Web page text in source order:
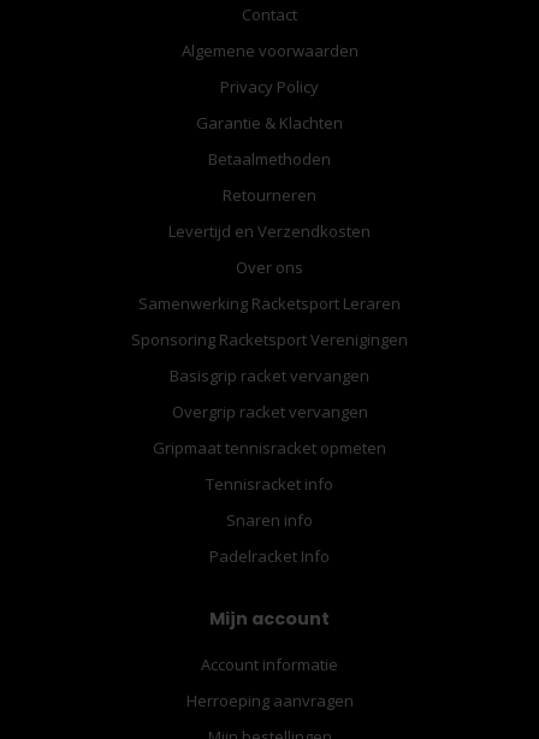
Contact
Algemene voorwaarden
Privacy Policy
Garantie & Klachten
Betaalmethoden
Retourneren
Levertijd en Verzendkosten
Over ons
Samenwerking Racketsport Leraren
Sponsoring Racketsport Verenigingen
Basisgrip racket vervangen
Overgrip racket vervangen
Gripmaat tennisracket opmeten
Tennisracket info
Snaren info
Padelracket Info
Mijn account
Account informatie
Herroeping aanvragen